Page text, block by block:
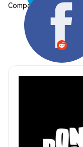
Compartilhar: